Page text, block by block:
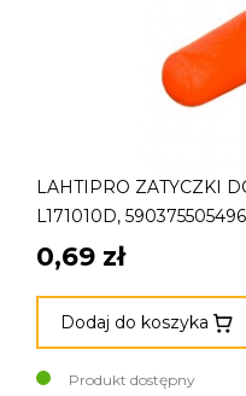
LAHTIPRO ZATYCZKI
L171010D,
0,69 zł
Dodaj do koszyka
Produkt dostępny